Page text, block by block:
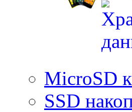
MicroSD
SSD